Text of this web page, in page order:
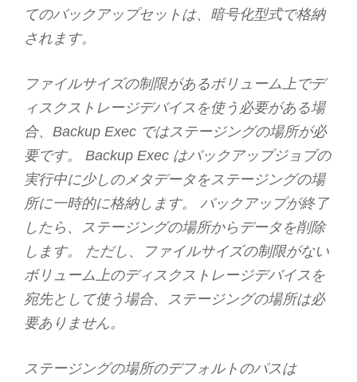
てのバックアップセットは、暗号化型式で格納
されます。
ファイルサイズの制限があるボリューム上でデ
ィスクストレージデバイスを使う必要がある場
合、Backup Exec ではステージングの場所が必
要です。 Backup Exec はバックアップジョブの
実行中に少しのメタデータをステージングの場
所に一時的に格納します。 バックアップが終了
したら、ステージングの場所からデータを削除
します。 ただし、ファイルサイズの制限がない
ボリューム上のディスクストレージデバイスを
宛先として使う場合、ステージングの場所は必
要ありません。
ステージングの場所のデフォルトのパスは